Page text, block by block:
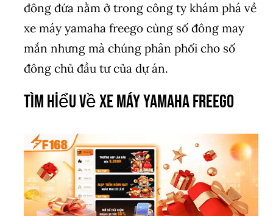
đông đứa nằm ở trong công ty khám phá về
xe máy yamaha freego cùng số đông may
mắn nhưng mà chúng phân phối cho số
đông chủ đầu tư của dự án.
Tìm Hiểu Về xe máy yamaha freego